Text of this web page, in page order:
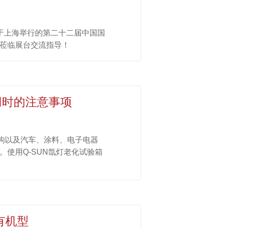
海举行的第二十二届中国国
临展台交流指导！
的注意事项
以及汽车、涂料、电子电器
使用Q-SUN氙灯老化试验箱
机型